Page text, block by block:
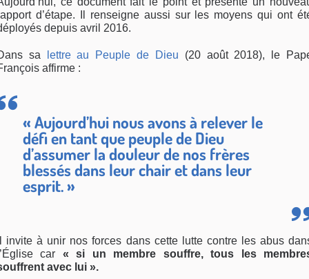
d’étape. Il renseigne aussi sur les moyens qui ont
depuis avril 2016.
sa lettre au Peuple de Dieu (20 août 2018), le
affirme :
« Aujourd’hui nous avons à relever le
défi en tant que peuple de Dieu
d’assumer la douleur de nos frères
blessés dans leur chair et dans leur
esprit. »
invite à unir nos forces dans cette lutte contre les abus
car « si un membre souffre, tous les
avec lui ».